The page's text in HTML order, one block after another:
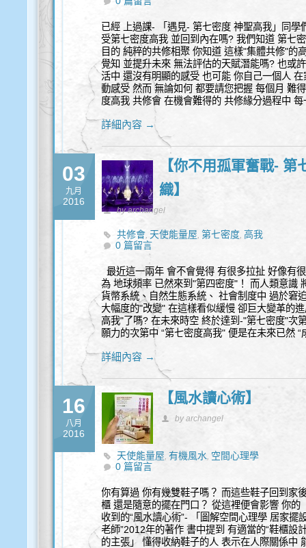
已經 上過課- 「遇見- 第七密度 神聖高我」同
受第七密度高我 並回到內在嗎? 我們知道 第七
目的 純粹的共修相聚 你知道 這樣"集體共修"的
覺知 並提升未來 無法評估的天賦潛能嗎? 也或
活中 還沒有明顯的感受 也可能 你自己一個人
動感受 然而 無論如何 都要請您把握 每個月 難
度高我 共修會 在機會難得的 共修緣分過程中 每
詳細內容 →
03
九月
2016
【你不用孤軍奮戰-
織】
by archangel
共修會, 天使能量屋,第七密度, 高我
0 篇留言
最近這一兩年 會不會覺得 有很多拉扯 好像有
為 地球頻率 已然來到"第四密度"！ 而人類意識
貨幣系統、自然生態系統、 社會制度中 過於
大幅度的"改變" 在這樣看似緩慢 卻巨大變革的
高我"了嗎? 在未來時空 終於達到-"第七密度"次
願力的次第中 “第七密度高我" 便是在未來已然
詳細內容 →
16
八月
2016
【風水讀心術】
by archangel
天使能量屋,有機風水, 空間心理學
0 篇留言
你有算過 你有幾雙鞋子嗎？ 而這些鞋子回到家
櫃 還是隨意的擺在門口？ 從這裡便會影響 你
收到的“風水讀心術”- 「圖解空間心理學 居家擺
老師”2012年的著作 書中提到 有適當的“鞋櫃設
的主張」 懂得收納鞋子的人 表示在人際關係中